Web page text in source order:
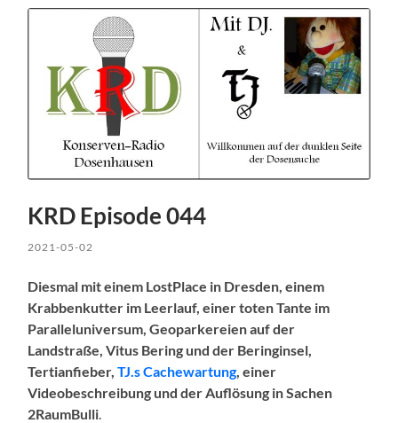
KRD Episode 044
2021-05-02
Diesmal mit einem LostPlace in Dresden, einem
Krabbenkutter im Leerlauf, einer toten Tante im
Paralleluniversum, Geoparkereien auf der
Landstraße, Vitus Bering und der Beringinsel,
Tertianfieber,TJ.s Cachewartung, einer
Videobeschreibung und der Auflösung in Sachen
2RaumBulli